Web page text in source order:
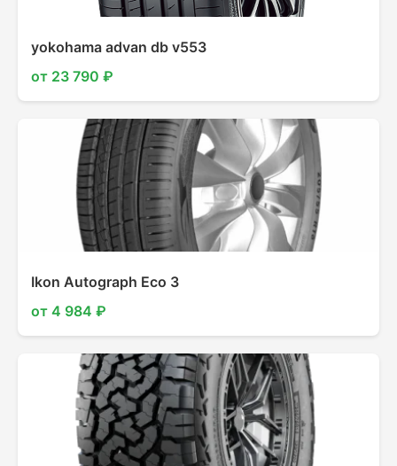
yokohama advan db v553
от 23 790 ₽
Ikon Autograph Eco 3
от 4 984 ₽